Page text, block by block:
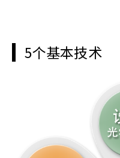
5个基本技术